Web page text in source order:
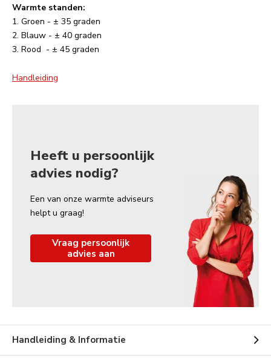
Warmte standen:
1. Groen - ± 35 graden
2. Blauw - ± 40 graden
3. Rood - ± 45 graden
Handleiding
Heeft u persoonlijk
advies nodig?
Een van onze warmte adviseurs
helpt u graag!
Vraag persoonlijk
advies aan
Handleiding & Informatie